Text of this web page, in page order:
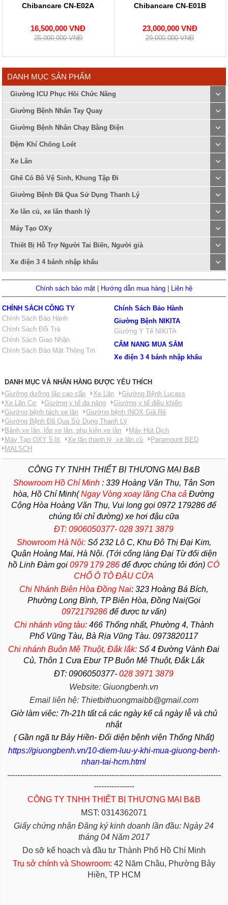
Chibancare CN-E02A
16,500,000 VNĐ
25,000,000 VNĐ
Chibancare CN-E01B
23,000,000 VNĐ
29,000,000 VNĐ
DANH MỤC SẢN PHẨM
Giường ICU Phục Hồi Chức Năng
Giường Bệnh Nhân Tay Quay
Giường Bệnh Nhân Chạy Bằng Điện
Đệm Khí Chống Loét
Xe Lăn
Ghế Có Bô Vệ Sinh, Khung Tập Đi
Giường Bệnh Đã Qua Sử Dụng Thanh Lý
Xe lăn củ, xe lăn thanh lý
Máy Tạo OXy
Thiết Bị Hỗ Trợ Người Tai Biến, Người già
Xe điện 3 4 bánh nhập khẩu
Chính sách bảo mật | Hướng dẫn mua hàng | Liên hệ
CHÍNH SÁCH CÔNG TY
Chính Sách Bảo Hành
Chính Sách Đổi Trả
Chính Sách Giao Nhận
Chính Sách Bảo Mật Thông Tin
Chính Sách Bảo Hành
Giường Bệnh NIKITA
Giường Y Tế NIKITA
CẨM NANG MUA SẮM
Xe điện 3 4 bánh nhập khẩu
DANH MỤC VÀ NHÃN HÀNG ĐƯỢC YÊU THÍCH
Giường dưỡng lão cao cấp
Xe Lăn
Giường Bệnh Lucass
Xe Lăn Cơ
Giường y tế đa năng
Giường y tế điều khiển
Giường bệnh tách xe lăn
Giường bệnh INOX Giá Rẻ
Giường Bệnh Đã Qua Sử Dụng Thanh Lý
Bánh xe lăn, lốp xe lăn, phụ kiện xe lăn
Máy Hút Dịch
Máy Tạo OXY 5 lít
Xe lăn thanh lý, xe lăn củ
Paramount BED
MALSCH
CÔNG TY TNHH THIẾT BỊ THƯƠNG MẠI B&B
Showroom Hồ Chí Minh:339 Hoàng Văn Thụ, Tân Sơn
hòa, Hồ Chí Minh(Ngay Vòng xoay lăng Cha cả Đường
Cộng Hòa Hoàng Văn Thụ, Vui long gọi 0972 179286 để
chúng tôi chỉ đường) xe hơi đậu cữa
ĐT: 0906050377- 028 3971 3879
Showroom Hà Nội:Số 232 Lô C, Khu Đô Thị Đại Kim,
Quận Hoàng Mai, Hà Nội. (Tới cổng làng Đại Từ đối diện
hồ Linh Đàm gọi0979 179 286 để được chúng tôi đón) CÓ
CHỔ Ô TÔ ĐẬU CỮA
Chi Nhánh Biên Hòa Đồng Nai: 323 Hoàng Bá Bích,
Phường Long Bình, TP Biên Hòa, Đồng Nai(Gọi
0972179286để được tư vấn)
Chi nhánh vũng tàu:466 Thống nhất, Phường4, Thành
Phố Vũng Tàu, Bà Rịa Vũng Tàu. 0973820117
Chi nhánh Buôn Mê Thuột, Đắk lắk:Số 4 Đường Vành Đai
Củ, Thôn 1 Cưa Ebur TP Buôn Mê Thuột, Đắk Lắk
ĐT: 0906050377-028 3971 3879
Website: Giuongbenh.vn
Email liên hệ: Thietbithuongmaibb@gmail.com
Giờ làm viêc: 7h-21h tất cả các ngày kể cả ngày lễ và chủ
nhật
( Gần ngã tư Bảy Hiền- Đối diện bệnh viện Thống Nhất)
https://giuongbenh.vn/10-diem-luu-y-khi-mua-giuong-benh-
nhan-tai-hcm.html
------------------------------------------------------------------------------------
----------------
CÔNG TY TNHH THIẾT BỊ THƯƠNG MẠI B&B
MST: 0314362071
Giấy chứng nhận Đăng ký kinh doanh lần đầu: Ngày 24
tháng 04 Năm 2017
Do sỡ kế hoạch và đầu tư Thành Phố Hồ Chí Minh
Trụ sở chính và Showroom: 42 Năm Châu, Phường Bảy
Hiền, TP HCM